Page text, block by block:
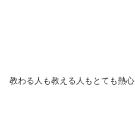
教わる人も教える人もとても熱心